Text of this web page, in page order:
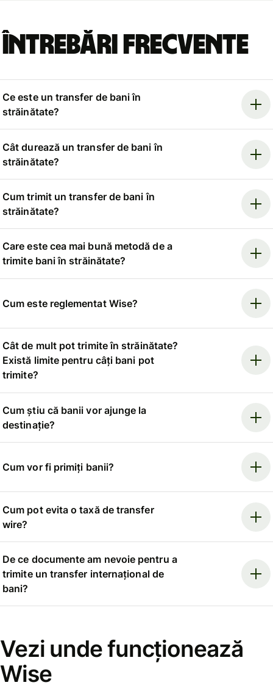
Întrebări frecvente
Ce este un transfer de bani în
străinătate?
Cât durează un transfer de bani în
străinătate?
Cum trimit un transfer de bani în
străinătate?
Care este cea mai bună metodă de a
trimite bani în străinătate?
Cum este reglementat Wise?
Cât de mult pot trimite în străinătate?
Există limite pentru câți bani pot
trimite?
Cum știu că banii vor ajunge la
destinație?
Cum vor fi primiți banii?
Cum pot evita o taxă de transfer
wire?
De ce documente am nevoie pentru a
trimite un transfer internațional de
bani?
Vezi unde funcționează
Wise